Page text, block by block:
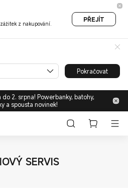
z nakupování.
PŘEJÍT
Pokračovat
2. srpna! Powerbanky, batohy,
a spousta novinek!
SERVIS